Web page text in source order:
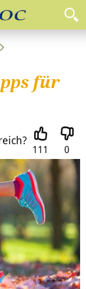
für
111 0